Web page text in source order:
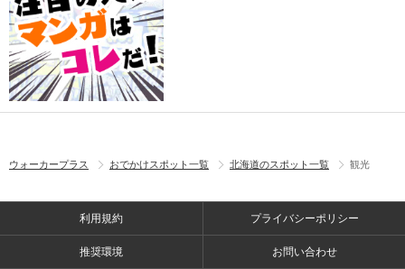
ウォーカープラス おでかけスポット一覧 北海道のスポット一覧 観光
利用規約 プライバシーポリシー
推奨環境 お問い合わせ